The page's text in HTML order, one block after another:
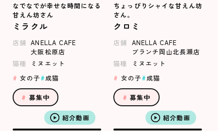
なでなでが幸せな時間になる
甘えん坊さん
ミラクル
店舗 ANELLA CAFE
大阪松原店
猫種
ミヌエット
女の子
成猫
募集中
ちょっぴりシャイな甘えん坊
さん。
クロミ
店舗 ANELLA CAFE
ブランチ岡山北長瀬店
猫種
ミヌエット
女の子
成猫
募集中
紹介動画 紹介動画